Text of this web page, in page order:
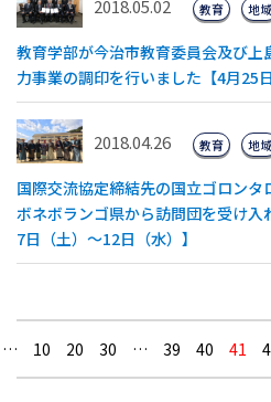
2018.05.02
教育学部が今治市教育委員会及び上
力事業の調印を行いました【4月25
教育 地域
2018.04.26
国際交流協定締結先の国立ゴロンタ
ボネボランゴ県から訪問団を受け入
7日（土）〜12日（水）】
教育 地域
… 10 20 30 … 39 40 41